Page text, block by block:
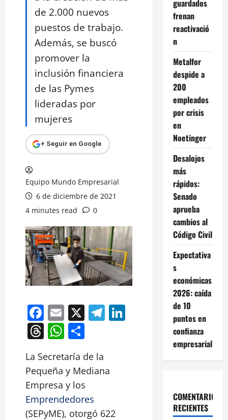
de 2.000 nuevos
puestos de trabajo.
Además, se buscó
promover la
inclusión financiera
de las Pymes
lideradas por
mujeres
+ Seguir en Google
Equipo Mundo Empresarial
6 de diciembre de 2021
4 minutes read
0
Facebook
Email
X Telegram
LinkedIn
Threads
WhatsApp
La Secretaría de la
Pequeña y Mediana
Empresa y los
Emprendedores
(SEPyME), otorgó 622
guardados
frenan
reactivació
n
Metalfor
despide a
200
empleados
por crisis
en
Noetinger
Desalojos
más
rápidos:
Senado
aprueba
cambios al
Código Civil
Expectativa
s
económicas
2026: caída
de 10
puntos en
confianza
empresarial
COMENTARIOS
RECIENTES